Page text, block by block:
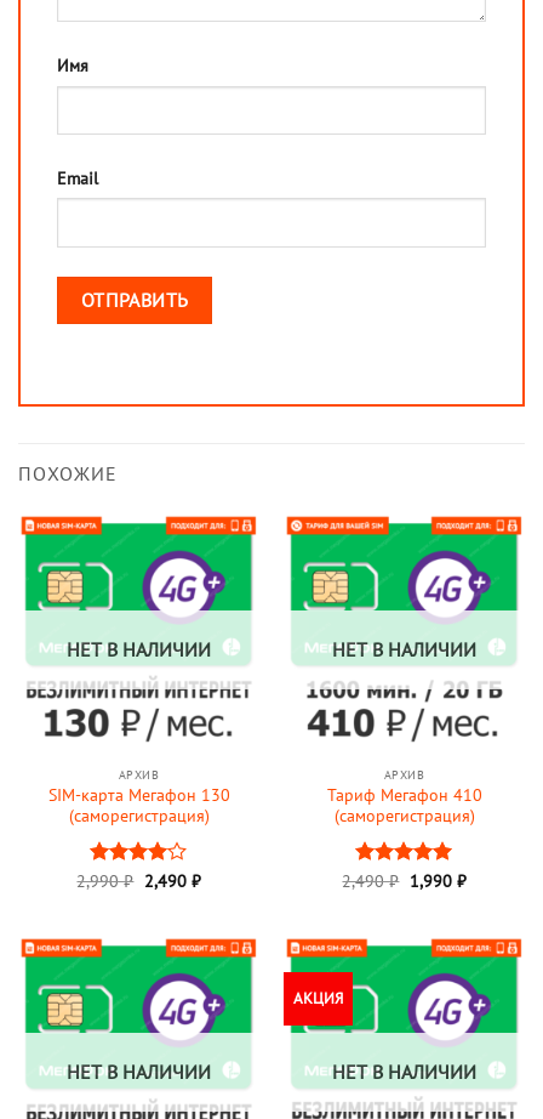
Имя
Email
ПОХОЖИЕ
НЕТ В НАЛИЧИИ
АРХИВ
SIM-карта Мегафон 130
(саморегистрация)
Оценка
2,990₽ Первоначальная
цена
2,490 ₽Текущая
НЕТ В НАЛИЧИИ
АРХИВ
Тариф Мегафон 410
(саморегистрация)
Оценка5
2,490₽ Первоначальная
цена
1,990 ₽Текущая
НЕТ В НАЛИЧИИ
АКЦИЯ
НЕТ В НАЛИЧИИ